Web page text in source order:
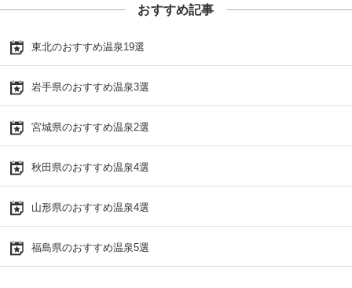
おすすめ記事
東北のおすすめ温泉19選
岩手県のおすすめ温泉3選
宮城県のおすすめ温泉2選
秋田県のおすすめ温泉4選
山形県のおすすめ温泉4選
福島県のおすすめ温泉5選